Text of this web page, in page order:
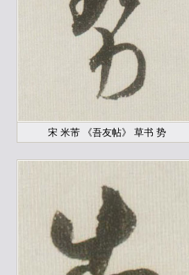
宋 米芾 《吾友帖》 草书 势